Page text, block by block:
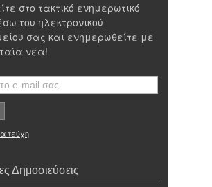
στο τακτικό ενημερωτικό
του ηλεκτρονικού
σας και ενημερωθείτε με
νέα!
τεύχη
Δημοσιεύσεις